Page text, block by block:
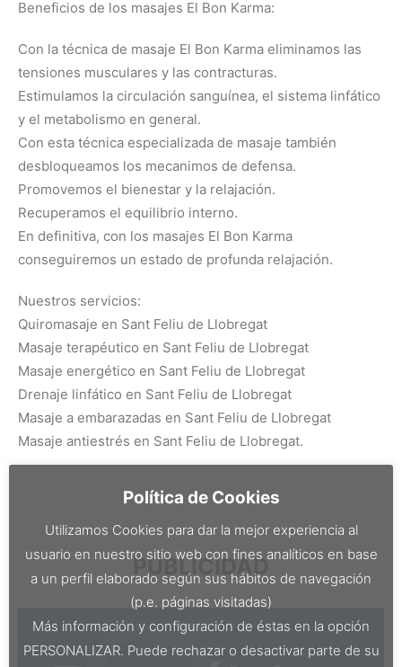
Beneficios de los masajes El Bon Karma:
Con la técnica de masaje El Bon Karma eliminamos las
tensiones musculares y las contracturas.
Estimulamos la circulación sanguínea, el sistema linfático
y el metabolismo en general.
Con esta técnica especializada de masaje también
desbloqueamos los mecanimos de defensa.
Promovemos el bienestar y la relajación.
Recuperamos el equilibrio interno.
En definitiva, con los masajes El Bon Karma
conseguiremos un estado de profunda relajación.
Nuestros servicios:
Quiromasaje en Sant Feliu de Llobregat
Masaje terapéutico en Sant Feliu de Llobregat
Masaje energético en Sant Feliu de Llobregat
Drenaje linfático en Sant Feliu de Llobregat
Masaje a embarazadas en Sant Feliu de Llobregat
Masaje antiestrés en Sant Feliu de Llobregat.
PUBLICIDAD
Política de Cookies
Utilizamos Cookies para dar la mejor experiencia al
usuario en nuestro sitio web con fines analíticos en base
a un perfil elaborado según sus hábitos de navegación
(p.e. páginas visitadas)
Más información y configuración de éstas en la opción
PERSONALIZAR. Puede rechazar o desactivar parte de su